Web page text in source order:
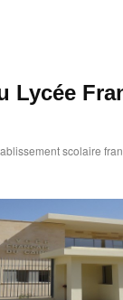
Lycée
scolaire